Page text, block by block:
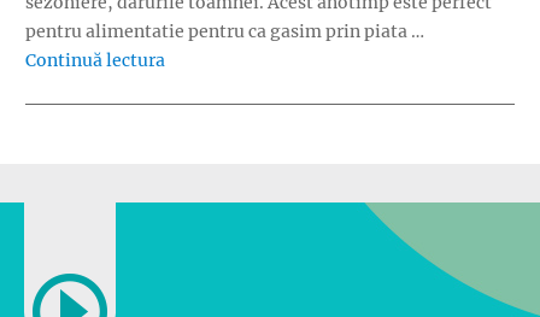
pentru alimentatie pentru ca gasim prin piata …
Continuă lectura